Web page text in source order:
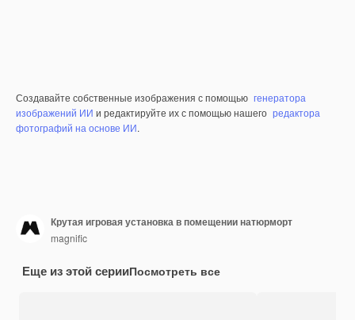
Создавайте собственные изображения с помощью генератора
изображений ИИ и редактируйте их с помощью нашего редактора
фотографий на основе ИИ.
Крутая игровая установка в помещении натюрморт
magnific
Еще из этой серииПосмотреть все